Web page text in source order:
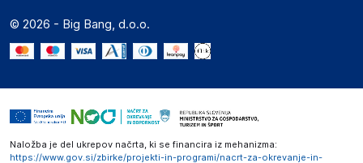
Marketplace za partnerje
Novosti
© 2026 - Big Bang, d.o.o.
Naložba je del ukrepov načrta, ki se financira iz mehanizma:
https://www.gov.si/zbirke/projekti-in-programi/nacrt-za-okrevanje-in-